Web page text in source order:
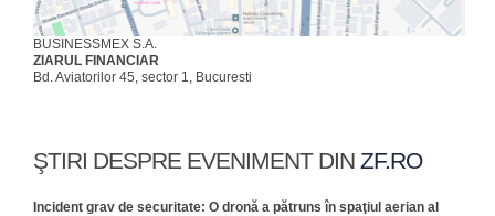
BUSINESSMEX S.A.
ZIARUL FINANCIAR
Bd. Aviatorilor 45, sector 1, Bucuresti
ŞTIRI DESPRE EVENIMENT DIN ZF.RO
Incident grav de securitate: O dronă a pătruns în spaţiul aerian al